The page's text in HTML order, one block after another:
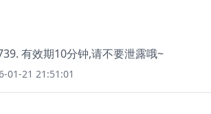
有效期10分钟,请不要泄露哦~
01-21 21:51:01